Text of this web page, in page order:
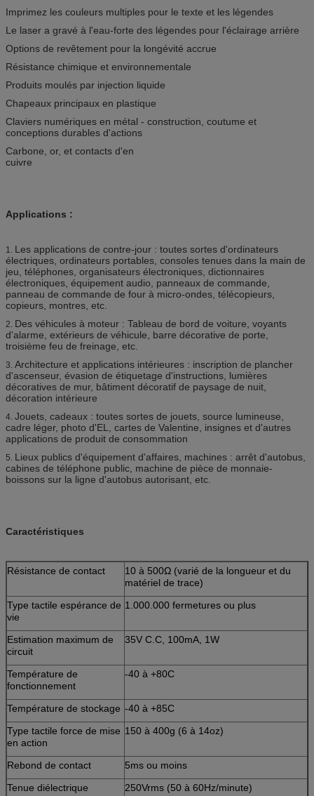
Imprimez les couleurs multiples pour le texte et les légendes
Le laser a gravé à l'eau-forte des légendes pour l'éclairage arrière
Options de revêtement pour la longévité accrue
Résistance chimique et environnementale
Produits moulés par injection liquide
Chapeaux principaux en plastique
Claviers numériques en métal - construction, coutume et
conceptions durables d'actions
Carbone, or, et contacts d'en
Applications :
1. Les applications de contre-jour : toutes sortes d'ordinateurs
électriques, ordinateurs portables, consoles tenues dans la main de
jeu, téléphones, organisateurs électroniques, dictionnaires
électroniques, équipement audio, panneaux de commande,
panneau de commande de four à micro-ondes, télécopieurs,
copieurs, montres, etc.
2. Des véhicules à moteur : Tableau de bord de voiture, voyants
d'alarme, extérieurs de véhicule, barre décorative de porte,
troisième feu de freinage, etc.
3. Architecture et applications intérieures : inscription de plancher
d'ascenseur, évasion de étiquetage d'instructions, lumières
décoratives de mur, bâtiment décoratif de paysage de nuit,
décoration intérieure
4. Jouets, cadeaux : toutes sortes de jouets, source lumineuse,
cadre léger, photo d'EL, cartes de Valentine, insignes et d'autres
applications de produit de consommation
5. Lieux publics d'équipement d'affaires, machines : arrêt d'autobus,
cabines de téléphone public, machine de pièce de monnaie-
boissons sur la ligne d'autobus autorisant, etc.
Caractéristiques
Résistance de contact
10 à 500Ω (varié de la longueur et du
matériel de trace)
Type tactile espérance de
vie
1.000.000 fermetures ou plus
Estimation maximum de
circuit
35V C.C, 100mA, 1W
Température de
fonctionnement
-40 à +80C
Température de stockage -40 à +85C
Type tactile force de mise
en action
150 à 400g (6 à 14oz)
Rebond de contact
5ms ou moins
Tenue diélectrique
250Vrms (50 à 60Hz/minute)